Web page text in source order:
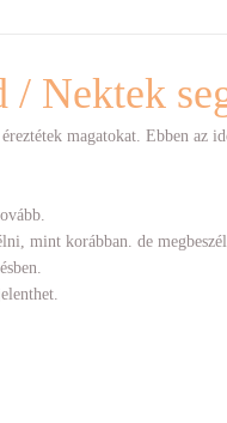
Nektek
magatokat. Ebben az
mint korábban. de